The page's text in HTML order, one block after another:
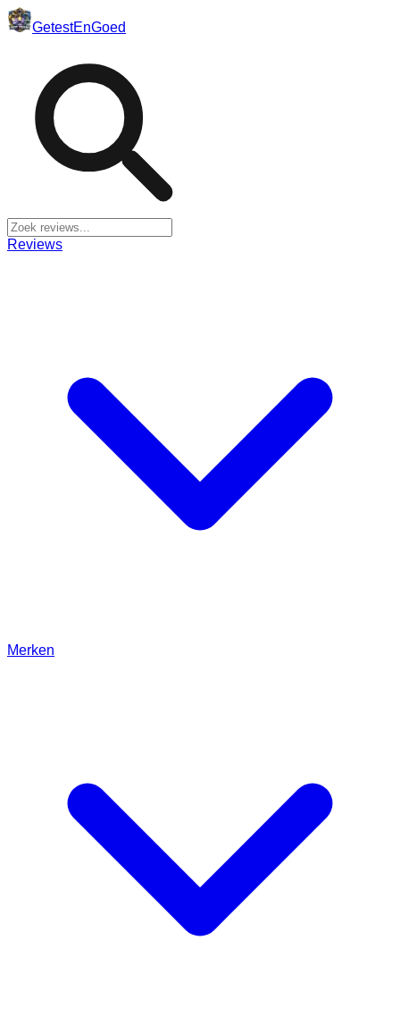
GetestEnGoed
Reviews
Merken